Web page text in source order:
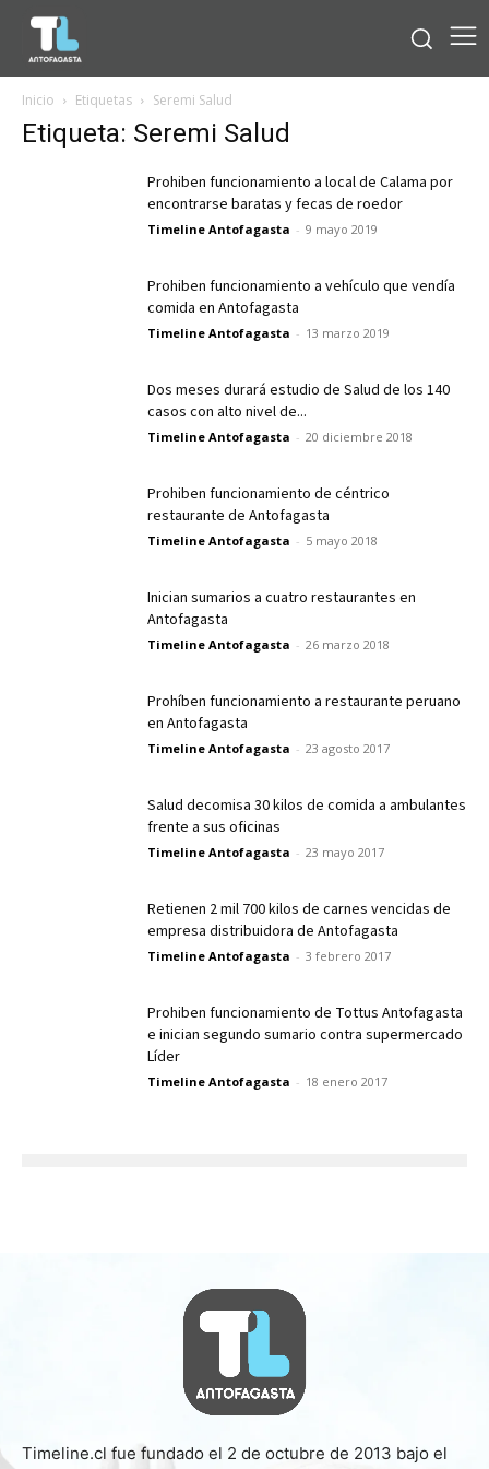
Inicio Etiquetas Seremi Salud
Etiqueta: Seremi Salud
Prohiben funcionamiento a local de Calama por
encontrarse baratas y fecas de roedor
Timeline Antofagasta - 9 mayo 2019
Prohiben funcionamiento a vehículo que vendía
comida en Antofagasta
Timeline Antofagasta - 13 marzo 2019
Dos meses durará estudio de Salud de los 140
casos con alto nivel de...
Timeline Antofagasta - 20 diciembre 2018
Prohiben funcionamiento de céntrico
restaurante de Antofagasta
Timeline Antofagasta - 5 mayo 2018
Inician sumarios a cuatro restaurantes en
Antofagasta
Timeline Antofagasta - 26 marzo 2018
Prohíben funcionamiento a restaurante peruano
en Antofagasta
Timeline Antofagasta - 23 agosto 2017
Salud decomisa 30 kilos de comida a ambulantes
frente a sus oficinas
Timeline Antofagasta - 23 mayo 2017
Retienen 2 mil 700 kilos de carnes vencidas de
empresa distribuidora de Antofagasta
Timeline Antofagasta - 3 febrero 2017
Prohiben funcionamiento de Tottus Antofagasta
e inician segundo sumario contra supermercado
Líder
Timeline Antofagasta - 18 enero 2017
Timeline.cl fue fundado el 2 de octubre de 2013 bajo el